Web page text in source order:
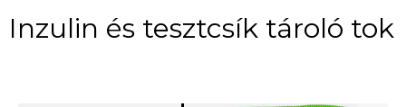
Inzulin és tesztcsík tároló tok